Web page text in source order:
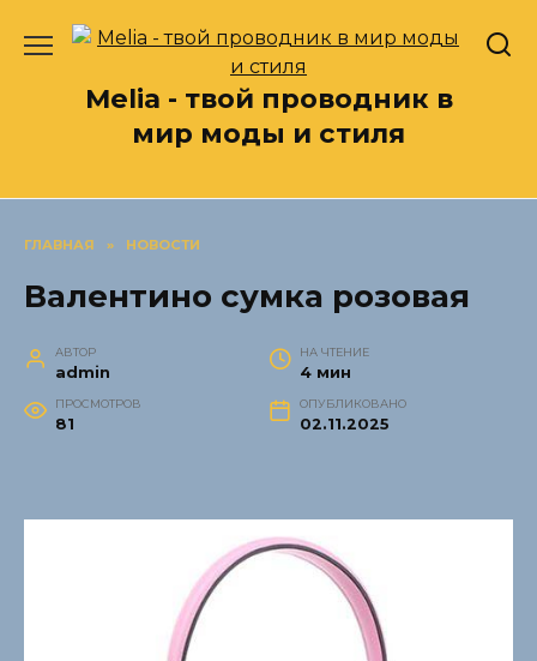
Melia - твой проводник в
мир моды и стиля
ГЛАВНАЯ » НОВОСТИ
Валентино сумка розовая
АВТОР
admin
НА ЧТЕНИЕ
4 мин
ПРОСМОТРОВ
81
ОПУБЛИКОВАНО
02.11.2025